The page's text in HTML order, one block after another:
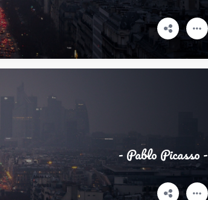
- Pablo Picasso -